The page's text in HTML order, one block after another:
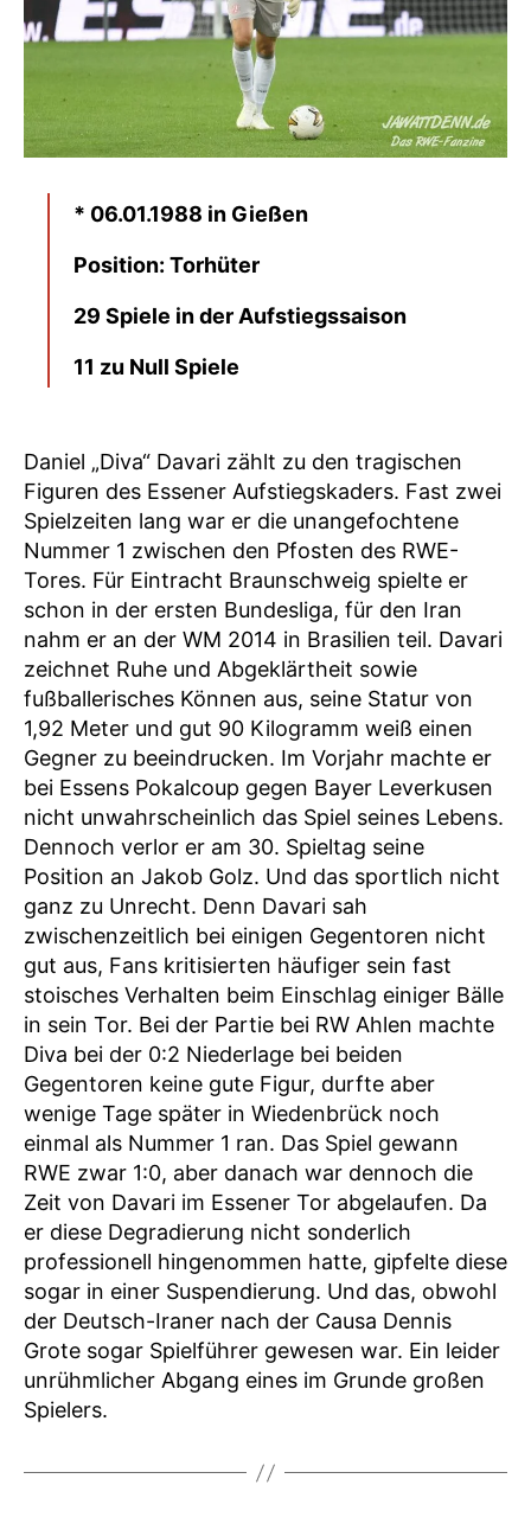
* 06.01.1988 in Gießen
Position: Torhüter
29 Spiele in der Aufstiegssaison
11 zu Null Spiele
Daniel „Diva“ Davari zählt zu den tragischen
Figuren des Essener Aufstiegskaders. Fast zwei
Spielzeiten lang war er die unangefochtene
Nummer 1 zwischen den Pfosten des RWE-
Tores. Für Eintracht Braunschweig spielte er
schon in der ersten Bundesliga, für den Iran
nahm er an der WM 2014 in Brasilien teil. Davari
zeichnet Ruhe und Abgeklärtheit sowie
fußballerisches Können aus, seine Statur von
1,92 Meter und gut 90 Kilogramm weiß einen
Gegner zu beeindrucken. Im Vorjahr machte er
bei Essens Pokalcoup gegen Bayer Leverkusen
nicht unwahrscheinlich das Spiel seines Lebens.
Dennoch verlor er am 30. Spieltag seine
Position an Jakob Golz. Und das sportlich nicht
ganz zu Unrecht. Denn Davari sah
zwischenzeitlich bei einigen Gegentoren nicht
gut aus, Fans kritisierten häufiger sein fast
stoisches Verhalten beim Einschlag einiger Bälle
in sein Tor. Bei der Partie bei RW Ahlen machte
Diva bei der 0:2 Niederlage bei beiden
Gegentoren keine gute Figur, durfte aber
wenige Tage später in Wiedenbrück noch
einmal als Nummer 1 ran. Das Spiel gewann
RWE zwar 1:0, aber danach war dennoch die
Zeit von Davari im Essener Tor abgelaufen. Da
er diese Degradierung nicht sonderlich
professionell hingenommen hatte, gipfelte diese
sogar in einer Suspendierung. Und das, obwohl
der Deutsch-Iraner nach der Causa Dennis
Grote sogar Spielführer gewesen war. Ein leider
unrühmlicher Abgang eines im Grunde großen
Spielers.